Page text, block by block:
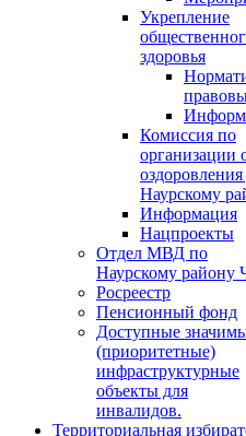
Укрепление
здоровья
Комиссия по
организации
Наурскому
Информация
Нацпроекты
Отдел МВД по
Наурскому району
Росреестр
Пенсионный фонд
Доступные
(приоритетные)
инфраструктурные
объекты для
инвалидов.
Территориальная